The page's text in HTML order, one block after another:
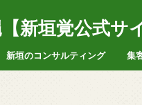
新垣覚公式サ
新垣のコンサルティング 集